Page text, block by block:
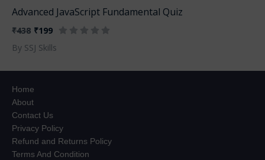
Advanced JavaScript Fundamental Quiz
₹438 ₹199
By SSJ Skills
Home
About
Contact Us
Privacy Policy
Refund and Returns Policy
Terms And Condition